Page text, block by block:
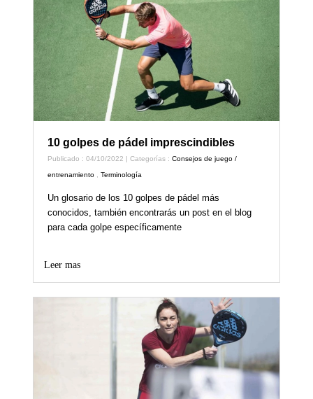
10 golpes de pádel imprescindibles
Publicado : 04/10/2022 | Categorías :Consejos de juego /
entrenamiento ,Terminología
Un glosario de los 10 golpes de pádel más
conocidos, también encontrarás un post en el blog
para cada golpe específicamente
Leer mas